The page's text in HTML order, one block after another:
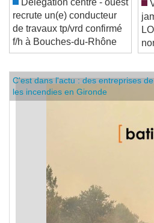
Délégation centre - ouest
recrute un(e) conducteur
de travaux tp/vrd confirmé
f/h à Bouches-du-Rhône
C'est dans l'actu : des entreprises
les incendies en Gironde